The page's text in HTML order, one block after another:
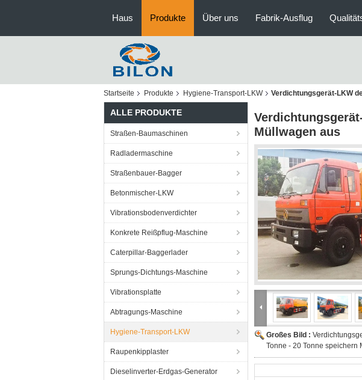
Haus Produkte Über uns Fabrik-Ausflug
Startseite Produkte Hygiene-Transport-LKW Verdichtungsgerät-LKW
ALLE PRODUKTE
Straßen-Baumaschinen
Radladermaschine
Straßenbauer-Bagger
Betonmischer-LKW
Vibrationsbodenverdichter
Konkrete Reißpflug-Maschine
Caterpillar-Baggerlader
Sprungs-Dichtungs-Maschine
Vibrationsplatte
Abtragungs-Maschine
Hygiene-Transport-LKW
Raupenkipplaster
Dieselinverter-Erdgas-Generator
Müllwagen aus
Großes Bild :
Tonne - 20 Tonne speichern